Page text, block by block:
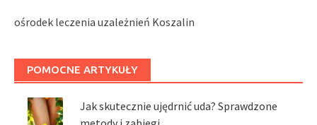
ośrodek leczenia uzależnień Koszalin
POMOCNE ARTYKUŁY
Jak skutecznie ujędrnić uda? Sprawdzone